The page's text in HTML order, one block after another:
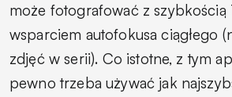
może fotografować z szybkością
wsparciem autofokusa ciągłego
zdjęć w serii). Co istotne, z tym
pewno trzeba używać jak